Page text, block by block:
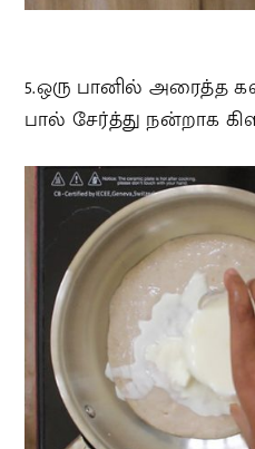
5.ஒரு பானில் அரைத்த
பால் சேர்த்து நன்றாக